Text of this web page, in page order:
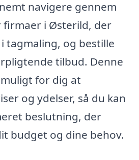
navigere gennem
firmaer i Østerild, der
tagmaling, og bestille
tilbud. Denne
for dig at
og ydelser, så du kan
beslutning, der
budget og dine behov.